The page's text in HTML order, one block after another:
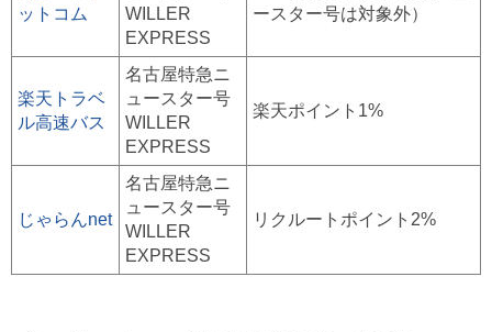
ットコム
WILLER
EXPRESS
ースター号は対象外）
楽天トラベ
ル高速バス
名古屋特急ニ
ュースター号
WILLER
EXPRESS
楽天ポイント1%
じゃらんnet
名古屋特急ニ
ュースター号
WILLER
EXPRESS
リクルートポイント2%